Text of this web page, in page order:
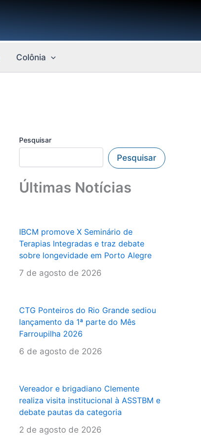
Colônia
Pesquisar
Pesquisar
Últimas Notícias
IBCM promove X Seminário de
Terapias Integradas e traz debate
sobre longevidade em Porto Alegre
7 de agosto de 2026
CTG Ponteiros do Rio Grande sediou
lançamento da 1ª parte do Mês
Farroupilha 2026
6 de agosto de 2026
Vereador e brigadiano Clemente
realiza visita institucional à ASSTBM e
debate pautas da categoria
2 de agosto de 2026